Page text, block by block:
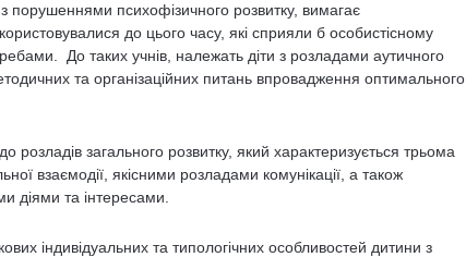
порушеннями психофізичного розвитку, вимагає
до цього часу, які сприяли б особистісному
До таких учнів, належать діти з розладами аутичного
та організаційних питань впровадження оптимального
розладів загального розвитку, який характеризується трьома
взаємодії, якісними розладами комунікації, а також
діями та інтересами.
індивідуальних та типологічних особливостей дитини з